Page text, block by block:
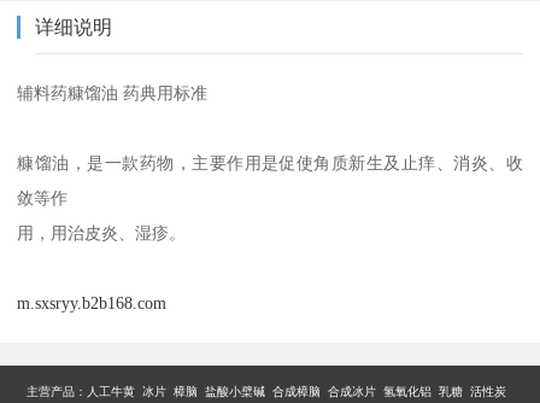
详细说明
辅料药糠馏油 药典用标准
糠馏油，是一款药物，主要作用是促使角质新生及止痒、消炎、收
敛等作
用，用治皮炎、湿疹。
m.sxsryy.b2b168.com
主营产品： 人工牛黄 冰片 樟脑 盐酸小檗碱 合成樟脑 合成冰片 氢氧化铝 乳糖 活性炭